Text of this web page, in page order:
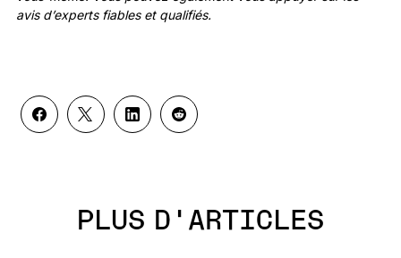
avis d’experts fiables et qualifiés.
PLUS D'ARTICLES